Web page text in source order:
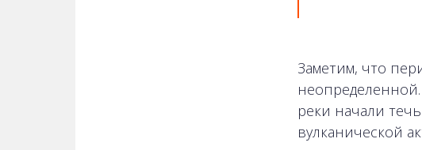
Заметим, что
реки начали
вулканической